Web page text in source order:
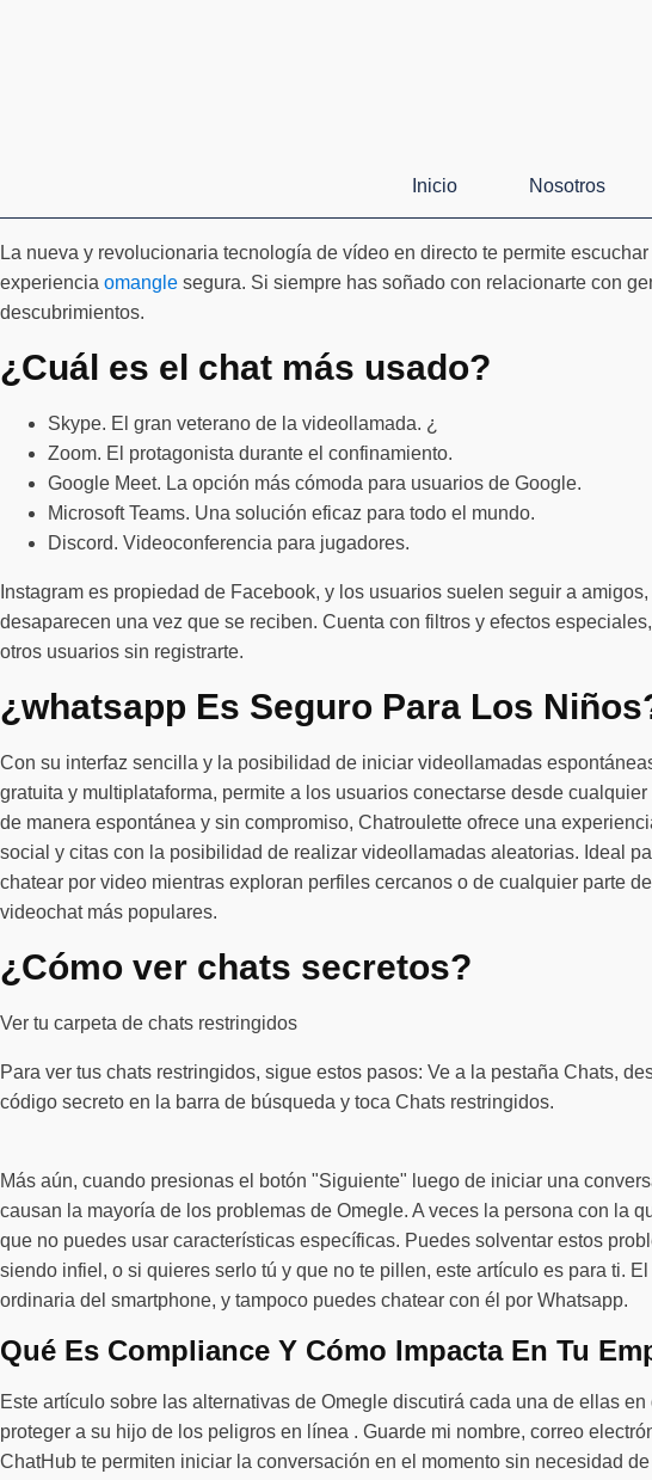
Inicio Nosotros
La nueva y revolucionaria tecnología de vídeo en directo te permite
experiencia omangle segura. Si siempre has soñado con relacionarte con
descubrimientos.
¿Cuál es el chat más usado?
Skype. El gran veterano de la videollamada. ¿
Zoom. El protagonista durante el confinamiento.
Google Meet. La opción más cómoda para usuarios de Google.
Microsoft Teams. Una solución eficaz para todo el mundo.
Discord. Videoconferencia para jugadores.
Instagram es propiedad de Facebook, y los usuarios suelen seguir a
desaparecen una vez que se reciben. Cuenta con filtros y efectos
otros usuarios sin registrarte.
¿whatsapp Es Seguro Para Los
Con su interfaz sencilla y la posibilidad de iniciar videollamadas
gratuita y multiplataforma, permite a los usuarios conectarse desde
de manera espontánea y sin compromiso, Chatroulette ofrece una
social y citas con la posibilidad de realizar videollamadas aleatorias. Ideal
chatear por video mientras exploran perfiles cercanos o de cualquier parte
videochat más populares.
¿Cómo ver chats secretos?
Ver tu carpeta de chats restringidos
Para ver tus chats restringidos, sigue estos pasos: Ve a la pestaña Chats,
código secreto en la barra de búsqueda y toca Chats restringidos.
Más aún, cuando presionas el botón "Siguiente" luego de iniciar una
causan la mayoría de los problemas de Omegle. A veces la persona con la
que no puedes usar características específicas. Puedes solventar estos
siendo infiel, o si quieres serlo tú y que no te pillen, este artículo es para ti.
ordinaria del smartphone, y tampoco puedes chatear con él por Whatsapp.
Qué Es Compliance Y Cómo Impacta En Tu
Este artículo sobre las alternativas de Omegle discutirá cada una de ellas
proteger a su hijo de los peligros en línea . Guarde mi nombre, correo
ChatHub te permiten iniciar la conversación en el momento sin necesidad